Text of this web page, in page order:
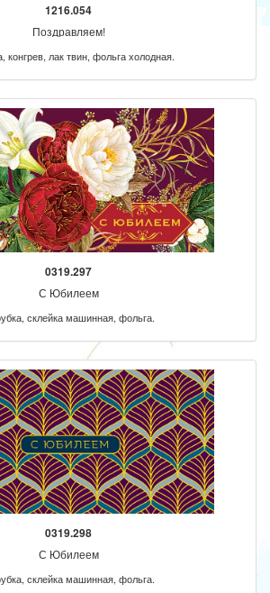
1216.054
Поздравляем!
конгрев, лак твин, фольга холодная.
0319.297
С Юбилеем
склейка машинная, фольга.
0319.298
С Юбилеем
склейка машинная, фольга.